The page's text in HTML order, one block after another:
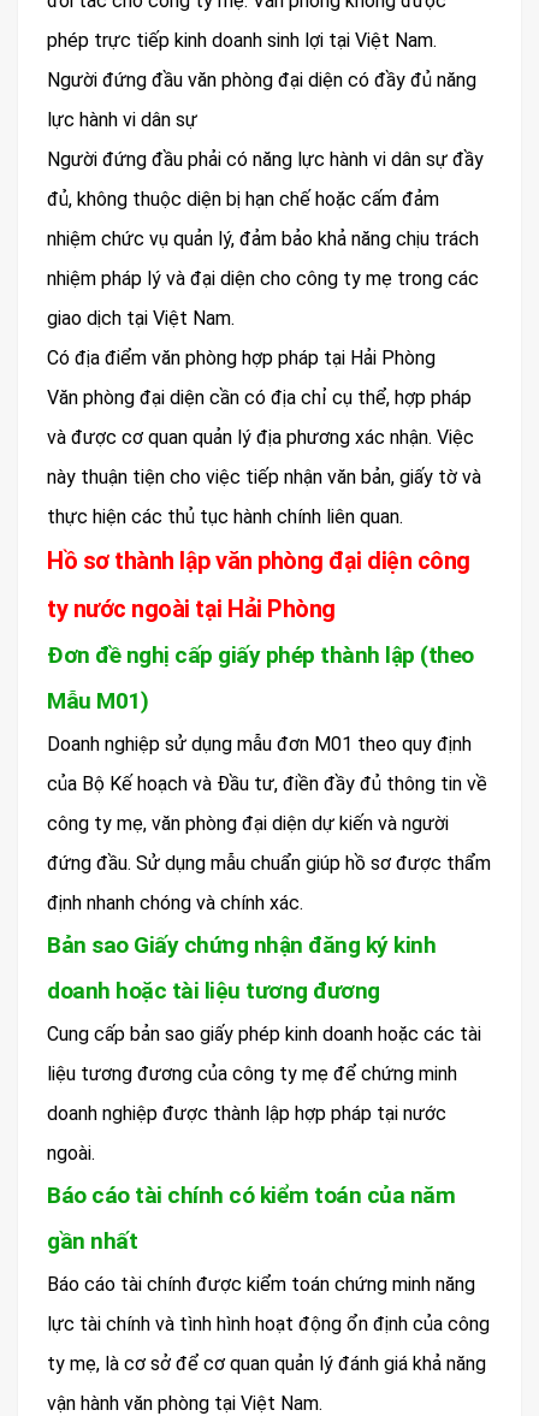
phép trực tiếp kinh doanh sinh lợi tại Việt Nam.
Người đứng đầu văn phòng đại diện có đầy đủ năng
lực hành vi dân sự
Người đứng đầu phải có năng lực hành vi dân sự đầy
đủ, không thuộc diện bị hạn chế hoặc cấm đảm
nhiệm chức vụ quản lý, đảm bảo khả năng chịu trách
nhiệm pháp lý và đại diện cho công ty mẹ trong các
giao dịch tại Việt Nam.
Có địa điểm văn phòng hợp pháp tại Hải Phòng
Văn phòng đại diện cần có địa chỉ cụ thể, hợp pháp
và được cơ quan quản lý địa phương xác nhận. Việc
này thuận tiện cho việc tiếp nhận văn bản, giấy tờ và
thực hiện các thủ tục hành chính liên quan.
Hồ sơ thành lập văn phòng đại diện công
ty nước ngoài tại Hải Phòng
Đơn đề nghị cấp giấy phép thành lập (theo
Mẫu M01)
Doanh nghiệp sử dụng mẫu đơn M01 theo quy định
của Bộ Kế hoạch và Đầu tư, điền đầy đủ thông tin về
công ty mẹ, văn phòng đại diện dự kiến và người
đứng đầu. Sử dụng mẫu chuẩn giúp hồ sơ được thẩm
định nhanh chóng và chính xác.
Bản sao Giấy chứng nhận đăng ký kinh
doanh hoặc tài liệu tương đương
Cung cấp bản sao giấy phép kinh doanh hoặc các tài
liệu tương đương của công ty mẹ để chứng minh
doanh nghiệp được thành lập hợp pháp tại nước
ngoài.
Báo cáo tài chính có kiểm toán của năm
gần nhất
Báo cáo tài chính được kiểm toán chứng minh năng
lực tài chính và tình hình hoạt động ổn định của công
ty mẹ, là cơ sở để cơ quan quản lý đánh giá khả năng
vận hành văn phòng tại Việt Nam.